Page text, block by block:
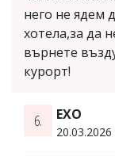
него не ядем
хотела,за да
върнете
курорт!
6. ЕХО
20.03.2026